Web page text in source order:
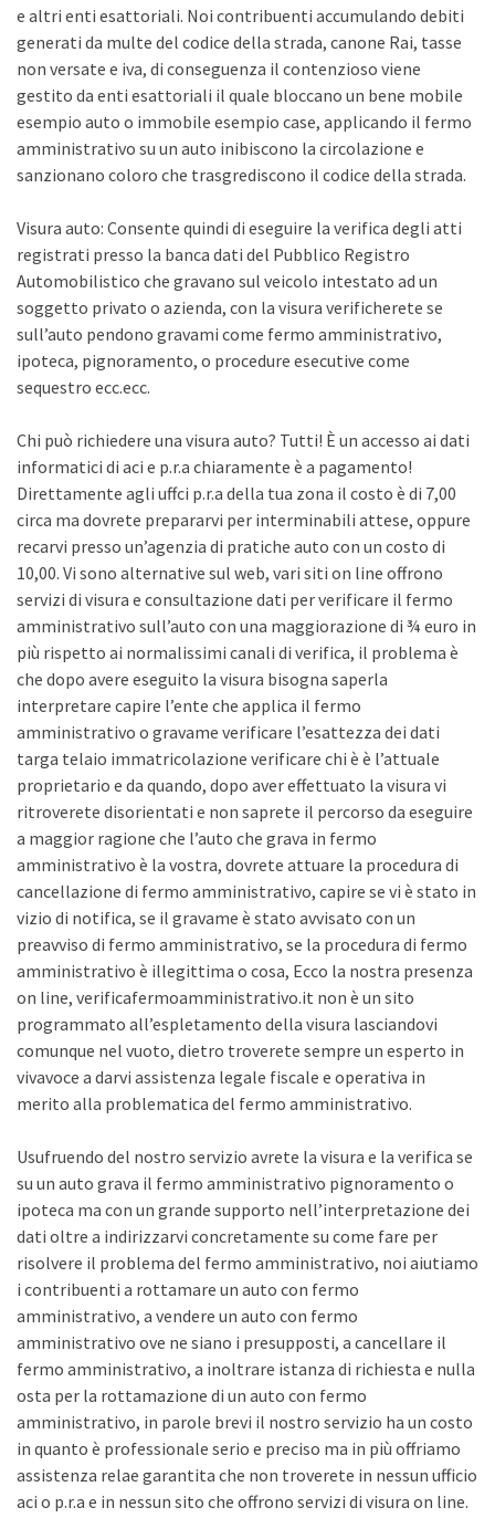
e altri enti esattoriali. Noi contribuenti accumulando debiti
generati da multe del codice della strada, canone Rai, tasse
non versate e iva, di conseguenza il contenzioso viene
gestito da enti esattoriali il quale bloccano un bene mobile
esempio auto o immobile esempio case, applicando il fermo
amministrativo su un auto inibiscono la circolazione e
sanzionano coloro che trasgrediscono il codice della strada.
Visura auto: Consente quindi di eseguire la verifica degli atti
registrati presso la banca dati del Pubblico Registro
Automobilistico che gravano sul veicolo intestato ad un
soggetto privato o azienda, con la visura verificherete se
sull’auto pendono gravami come fermo amministrativo,
ipoteca, pignoramento, o procedure esecutive come
sequestro ecc.ecc.
Chi può richiedere una visura auto? Tutti! È un accesso ai dati
informatici di aci e p.r.a chiaramente è a pagamento!
Direttamente agli uffci p.r.a della tua zona il costo è di 7,00
circa ma dovrete prepararvi per interminabili attese, oppure
recarvi presso un’agenzia di pratiche auto con un costo di
10,00. Vi sono alternative sul web, vari siti on line offrono
servizi di visura e consultazione dati per verificare il fermo
amministrativo sull’auto con una maggiorazione di ¾ euro in
più rispetto ai normalissimi canali di verifica, il problema è
che dopo avere eseguito la visura bisogna saperla
interpretare capire l’ente che applica il fermo
amministrativo o gravame verificare l’esattezza dei dati
targa telaio immatricolazione verificare chi è è l’attuale
proprietario e da quando, dopo aver effettuato la visura vi
ritroverete disorientati e non saprete il percorso da eseguire
a maggior ragione che l’auto che grava in fermo
amministrativo è la vostra, dovrete attuare la procedura di
cancellazione di fermo amministrativo, capire se vi è stato in
vizio di notifica, se il gravame è stato avvisato con un
preavviso di fermo amministrativo, se la procedura di fermo
amministrativo è illegittima o cosa, Ecco la nostra presenza
on line, verificafermoamministrativo.it non è un sito
programmato all’espletamento della visura lasciandovi
comunque nel vuoto, dietro troverete sempre un esperto in
vivavoce a darvi assistenza legale fiscale e operativa in
merito alla problematica del fermo amministrativo.
Usufruendo del nostro servizio avrete la visura e la verifica se
su un auto grava il fermo amministrativo pignoramento o
ipoteca ma con un grande supporto nell’interpretazione dei
dati oltre a indirizzarvi concretamente su come fare per
risolvere il problema del fermo amministrativo, noi aiutiamo
i contribuenti a rottamare un auto con fermo
amministrativo, a vendere un auto con fermo
amministrativo ove ne siano i presupposti, a cancellare il
fermo amministrativo, a inoltrare istanza di richiesta e nulla
osta per la rottamazione di un auto con fermo
amministrativo, in parole brevi il nostro servizio ha un costo
in quanto è professionale serio e preciso ma in più offriamo
assistenza relae garantita che non troverete in nessun ufficio
aci o p.r.a e in nessun sito che offrono servizi di visura on line.